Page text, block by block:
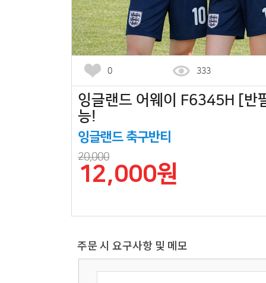
0 333
잉글랜드 어웨이 F6345H [반
능!
잉글랜드 축구반티
20,000
12,000원
주문 시 요구사항 및 메모